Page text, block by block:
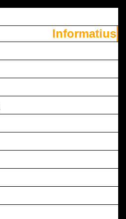
Informatius